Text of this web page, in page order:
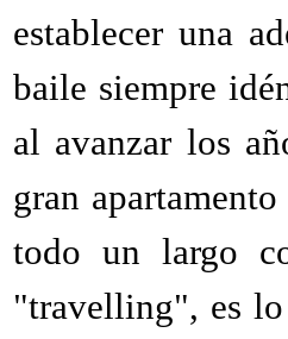
establecer una
baile siempre
al avanzar los
gran
todo un largo
"travelling", es lo